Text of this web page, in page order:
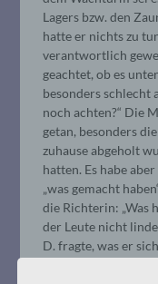
Lagers bzw. den
hatte er nichts zu
verantwortlich
geachtet, ob es
besonders schlecht
noch achten?“ Die
getan, besonders
zuhause abgeholt
hatten. Es habe
„was gemacht
die Richterin: „Was
der Leute nicht
D. fragte, was er